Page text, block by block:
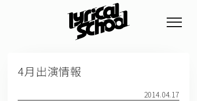
4月出演情報
2014.04.17
PROFILE